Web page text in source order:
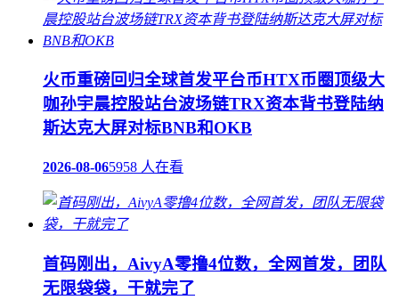
火币重磅回归全球首发平台币HTX币圈顶级大
咖孙宇晨控股站台波场链TRX资本背书登陆纳
斯达克大屏对标BNB和OKB
2026-08-065958 人在看
首码刚出，AivyA零撸4位数，全网首发，团队
无限袋袋，干就完了